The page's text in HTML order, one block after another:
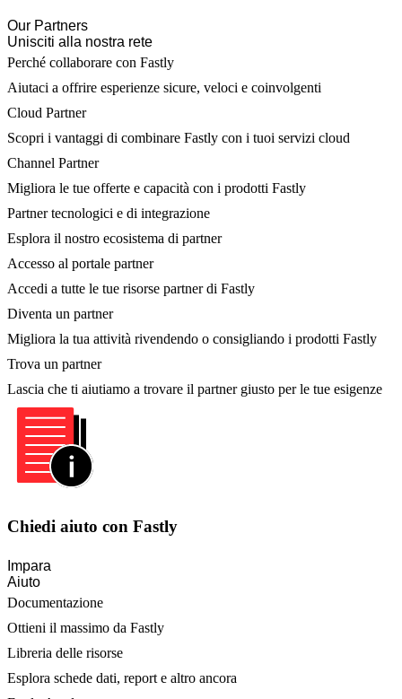
Our Partners
Unisciti alla nostra rete
Perché collaborare con Fastly
Aiutaci a offrire esperienze sicure, veloci e coinvolgenti
Cloud Partner
Scopri i vantaggi di combinare Fastly con i tuoi servizi cloud
Channel Partner
Migliora le tue offerte e capacità con i prodotti Fastly
Partner tecnologici e di integrazione
Esplora il nostro ecosistema di partner
Accesso al portale partner
Accedi a tutte le tue risorse partner di Fastly
Diventa un partner
Migliora la tua attività rivendendo o consigliando i prodotti Fastly
Trova un partner
Lascia che ti aiutiamo a trovare il partner giusto per le tue esigenze
Chiedi aiuto con Fastly
Impara
Aiuto
Documentazione
Ottieni il massimo da Fastly
Libreria delle risorse
Esplora schede dati, report e altro ancora